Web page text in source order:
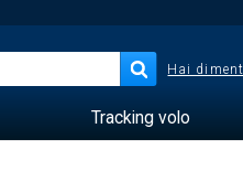
Hai
Tracking volo